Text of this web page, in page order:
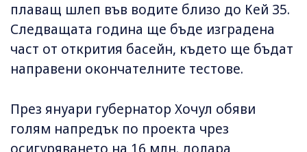
плаващ шлеп във водите близо до Кей 35.
Следващата година ще бъде изградена
част от открития басейн, където ще бъдат
направени окончателните тестове.
През януари губернатор Хочул обяви
голям напредък по проекта чрез